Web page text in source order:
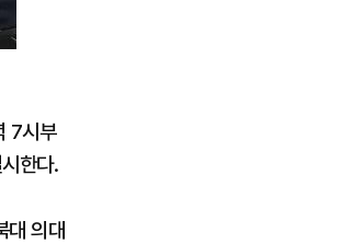
7시부
한다.
대 의대